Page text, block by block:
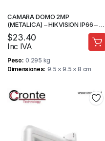
CAMARA DOMO 2MP
(METALICA) – HIKVISION IP66 – IR
20M – CAMARA DE SEGURIDAD
$23.40
Inc IVA
Peso 0.295 kg
Dimensiones 9.5 × 9.5 × 8 cm